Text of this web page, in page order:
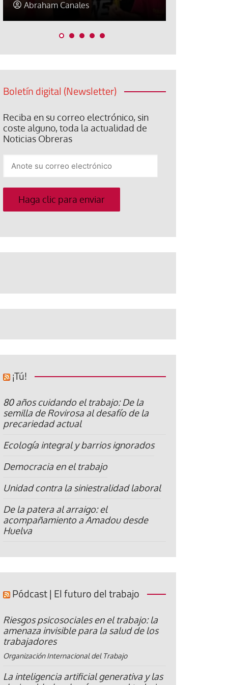
Elisa Brey
Boletín digital (Newsletter)
Reciba en su correo electrónico, sin
coste alguno, toda la actualidad de
Noticias Obreras
su
correo
electrónico
Haga clic para enviar
¡Tú!
80 años cuidando el trabajo: De la
semilla de Rovirosa al desafío de la
precariedad actual
Ecología integral y barrios ignorados
Democracia en el trabajo
Unidad contra la siniestralidad laboral
De la patera al arraigo: el
acompañamiento a Amadou desde
Huelva
Pódcast | El futuro del trabajo
Riesgos psicosociales en el trabajo: la
amenaza invisible para la salud de los
trabajadores
Organización Internacional del Trabajo
La inteligencia artificial generativa y las